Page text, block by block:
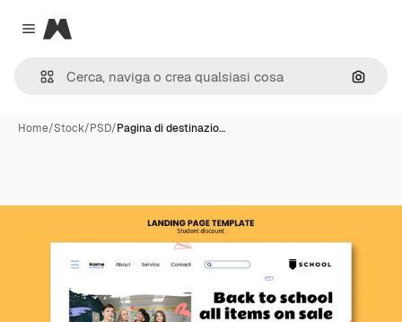
Close menu
Magnific
Cerca
Home/Stock/PSD/Pagina di destinazio…